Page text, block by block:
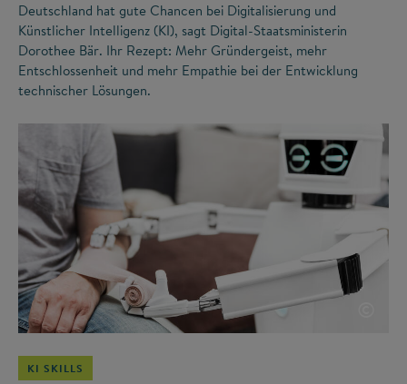
Deutschland hat gute Chancen bei Digitalisierung und
Künstlicher Intelligenz (KI), sagt Digital-Staatsministerin
Dorothee Bär. Ihr Rezept: Mehr Gründergeist, mehr
Entschlossenheit und mehr Empathie bei der Entwicklung
technischer Lösungen.
KI SKILLS